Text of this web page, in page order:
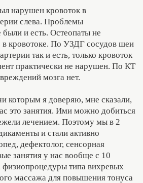
нарушен кровоток в
слева. Проблемы
были и есть. Остеопаты не
в кровотоке. По УЗДГ сосудов шеи
так и есть, только кровоток
практически не нарушен. По КТ
мозга нет.
которым я доверяю, мне сказали,
это занятия. Ими можно добиться
лечением. Поэтому мы в 2
и стали активно
дефектолог, сенсорная
занятия у нас вообще с 10
физиопроцедуры типа вихревых
массажа для повышения тонуса